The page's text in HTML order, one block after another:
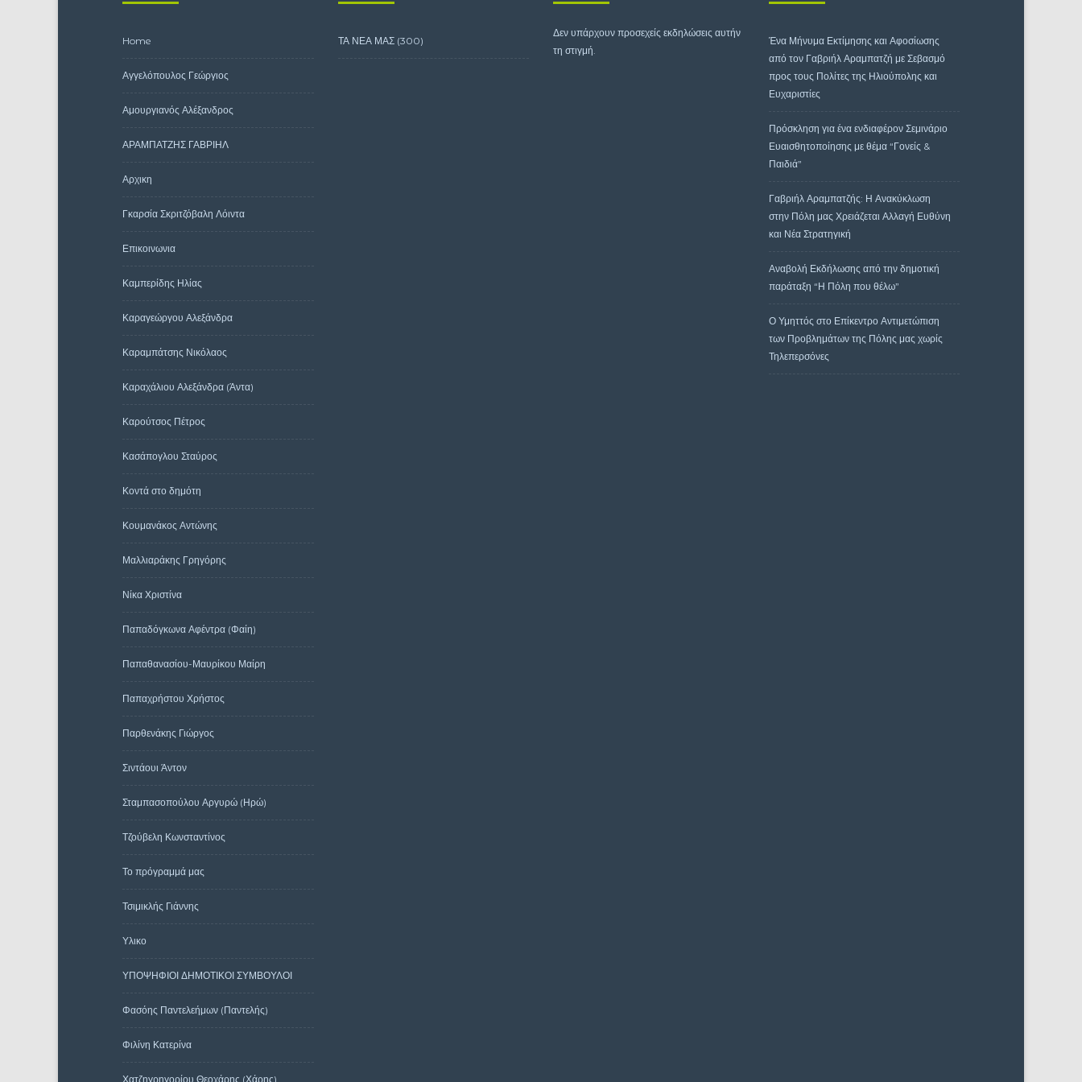
Home
Αγγελόπουλος Γεώργιος
Αμουργιανός Αλέξανδρος
ΑΡΑΜΠΑΤΖΗΣ ΓΑΒΡΙΗΛ
Αρχικη
Γκαρσία Σκριτζόβαλη Λόιντα
Επικοινωνια
Καμπερίδης Ηλίας
Καραγεώργου Αλεξάνδρα
Καραμπάτσης Νικόλαος
Καραχάλιου Αλεξάνδρα (Άντα)
Καρούτσος Πέτρος
Κασάπογλου Σταύρος
Κοντά στο δημότη
Κουμανάκος Αντώνης
Μαλλιαράκης Γρηγόρης
Νίκα Χριστίνα
Παπαδόγκωνα Αφέντρα (Φαίη)
Παπαθανασίου-Μαυρίκου Μαίρη
Παπαχρήστου Χρήστος
Παρθενάκης Γιώργος
Σιντάουι Άντον
Σταμπασοπούλου Αργυρώ (Ηρώ)
Τζούβελη Κωνσταντίνος
Το πρόγραμμά μας
Τσιμικλής Γιάννης
Υλικο
ΥΠΟΨΗΦΙΟΙ ΔΗΜΟΤΙΚΟΙ ΣΥΜΒΟΥΛΟΙ
Φασόης Παντελεήμων (Παντελής)
Φιλίνη Κατερίνα
Χατζηγρηγορίου Θεοχάρης (Χάρης)
ΤΑ ΝΕΑ ΜΑΣ(300)
Δεν υπάρχουν προσεχείς εκδηλώσεις αυτήν
τη στιγμή.
Ένα Μήνυμα Εκτίμησης και Αφοσίωσης
από τον Γαβριήλ Αραμπατζή με Σεβασμό
προς τους Πολίτες της Ηλιούπολης και
Ευχαριστίες
Πρόσκληση για ένα ενδιαφέρον Σεμινάριο
Ευαισθητοποίησης με θέμα “Γονείς &
Παιδιά”
Γαβριήλ Αραμπατζής: Η Ανακύκλωση
στην Πόλη μας Χρειάζεται Αλλαγή Ευθύνη
και Νέα Στρατηγική
Αναβολή Εκδήλωσης από την δημοτική
παράταξη “Η Πόλη που θέλω”
Ο Υμηττός στο Επίκεντρο Αντιμετώπιση
των Προβλημάτων της Πόλης μας χωρίς
Τηλεπερσόνες